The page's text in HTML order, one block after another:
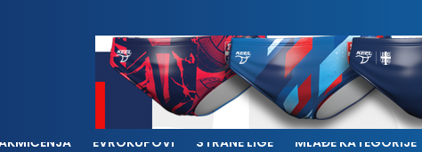
EVROKUPOVI STRANE LIGE MLAĐE KATEGORIJE